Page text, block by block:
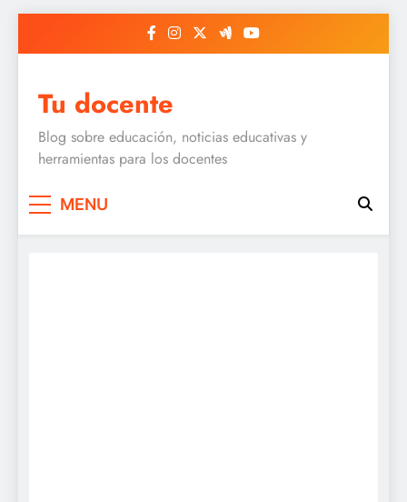
Tu docente
Blog sobre educación, noticias educativas y
herramientas para los docentes
MENU